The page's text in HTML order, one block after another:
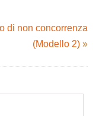
di non concorrenza
(Modello 2) »